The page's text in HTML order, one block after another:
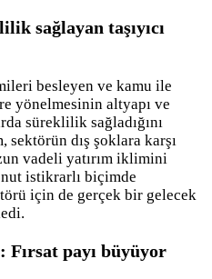
sağlayan taşıyıcı
besleyen ve kamu ile
yönelmesinin altyapı ve
süreklilik sağladığını
sektörün dış şoklara karşı
vadeli yatırım iklimini
istikrarlı biçimde
için de gerçek bir gelecek
payı büyüyor